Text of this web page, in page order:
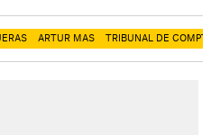
ARTUR MAS TRIBUNAL DE